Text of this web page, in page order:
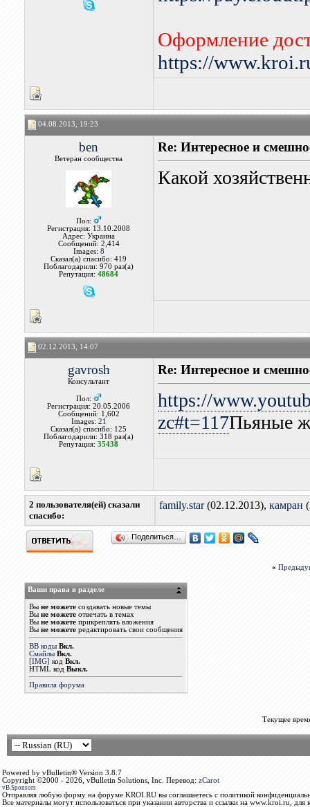
Оформление
https://
04.08.2013, 19:23
ben
Ветеран сообщества
Пол:
Регистрация: 13.10.2008
Адрес: Украина
Сообщений: 2,414
Images: 8
Сказал(а) спасибо: 419
Поблагодарили: 970 раз(а)
Репутация:48684
Re: Интересное и
Какой
02.12.2013, 14:07
gavrosh
Консультант
Пол:
Регистрация: 20.05.2006
Сообщений: 1,602
Images: 21
Сказал(а) спасибо: 125
Поблагодарили: 318 раз(а)
Репутация:35438
Re: Интересное и
https://
zc#t=117Пьяные
2 пользователя(ей) сказали
cпасибо:
family.star(02.12.2013), камран
Поделиться…
«
Ваши права в разделе
Вы не можетесоздавать новые темы
Вы не можетеотвечать в темах
Вы не можетеприкреплять вложения
Вы не можетередактировать свои сообщения
BB коды Вкл.
Смайлы Вкл.
[IMG] код Вкл.
HTML код Выкл.
Правила форума
Текущее
Powered by vBulletin® Version 3.8.7
Copyright ©2000 - 2026, vBulletin Solutions, Inc. Перевод: zCarot
vB.Sponsors
Отправляя любую форму на форуме KROI.RU вы соглашаетесь с политикой
Все материалы могут использоваться при указании авторства и ссылки на www.kroi.ru, для